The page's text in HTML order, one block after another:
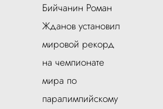
Бийчанин Роман
Жданов установил
мировой рекорд
на чемпионате
мира по
паралимпийскому